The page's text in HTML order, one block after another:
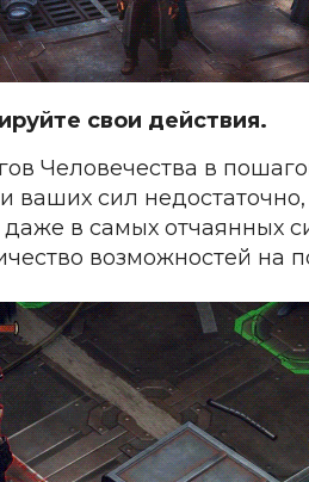
свои действия.
Человечества в
ваших сил
в самых отчаянных
возможностей на